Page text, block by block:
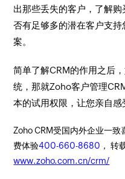
出那些丢失的客户，了解
否有足够多的潜在客户支
案。
简单了解CRM的作用之后
统，那就Zoho客户管理
本的试用权限，让您亲自感
Zoho CRM受国内外企业一
费体验400-660-8680 ， 转
www.zoho.com.cn/crm/